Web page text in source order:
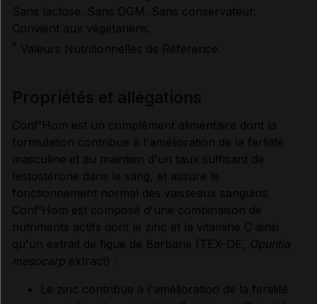
Sans lactose. Sans OGM. Sans conservateur.
Convient aux végétariens.
* Valeurs Nutritionnelles de Référence.
Conf'Hom est un complément alimentaire dont la
formulation contribue à l'amélioration de la fertilité
masculine et au maintien d'un taux suffisant de
testostérone dans le sang, et assure le
fonctionnement normal des vaisseaux sanguins.
Conf'Hom est composé d'une combinaison de
nutriments actifs dont le zinc et la vitamine C ainsi
qu'un extrait de figue de Barbarie (TEX-OE, Opuntia
mesocarp extract) :
Le zinc contribue à l'amélioration de la fertilité